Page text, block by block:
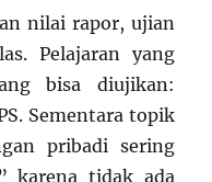
nilai rapor, ujian
Pelajaran yang
bisa diujikan:
Sementara topik
pribadi sering
karena tidak ada